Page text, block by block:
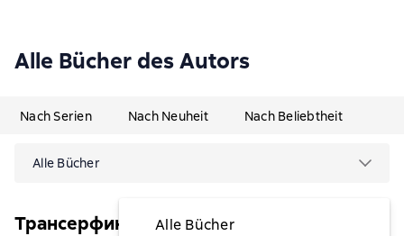
Alle Bücher des Autors
Nach Serien Nach Neuheit Nach Beliebtheit
Alle Bücher
Alle Bücher
Трансерфинг реальности. Сборники